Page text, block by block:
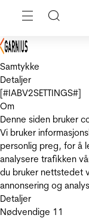
Samtykke
Detaljer
[#IABV2SETTINGS#]
Om
Denne siden bruker
Vi bruker
personlig preg, for å
analysere trafikken
du bruker nettstedet
annonsering og
Detaljer
Nødvendige 11